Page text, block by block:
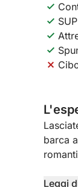
SUP
barca
Leggi